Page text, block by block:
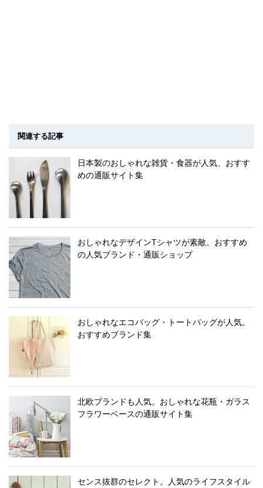
関連する記事
日本製のおしゃれな雑貨・食器が人気、おすす
めの通販サイト集
おしゃれなデザインTシャツが素敵。おすすめ
の人気ブランド・通販ショップ
おしゃれなエコバッグ・トートバッグが人気。
おすすめブランド集
北欧ブランドも人気。おしゃれな花瓶・ガラス
フラワーベースの通販サイト集
センス抜群のセレクト。人気のライフスタイル